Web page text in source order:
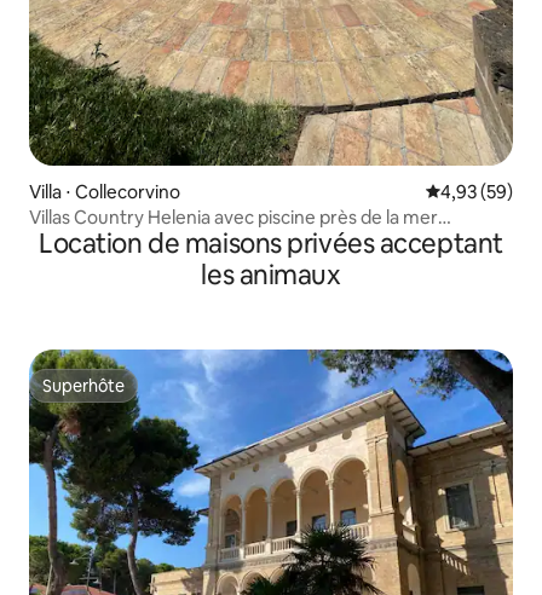
Villa ⋅ Collecorvino Évaluation
4,93 (59)
Villas Country Helenia avec piscine près de la mer
montagne
Location de maisons privées acceptant
les animaux
Superhôte
Superhôte